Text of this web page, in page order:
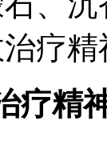
疗
疗精